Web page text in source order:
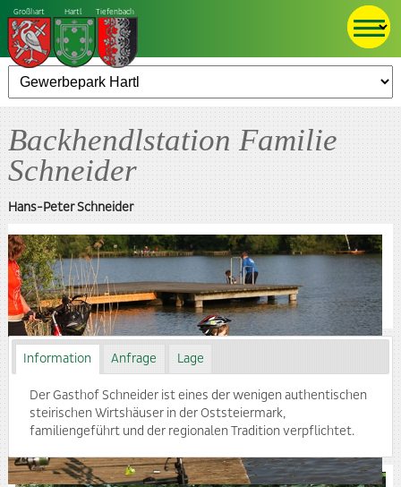
Großhart Hartl Tiefenbach
Backhendlstation Familie
Schneider
Hans-Peter Schneider
Auffen 20
8271 Hartl
Tel.:+43 (0) 3333 23 97
info@backhendlstation.com
www.backhendlstation.com
Information Anfrage Lage
Der Gasthof Schneider ist eines der wenigen authentischen
steirischen Wirtshäuser in der Oststeiermark,
familiengeführt und der regionalen Tradition verpflichtet.